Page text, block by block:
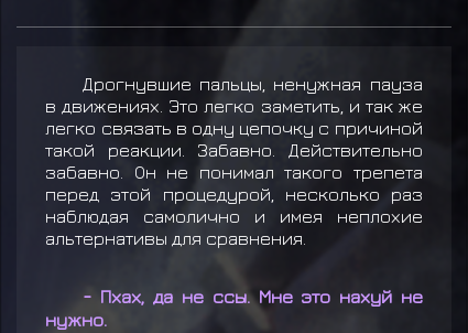
Дрогнувшие пальцы, ненужная пауза
в движениях. Это легко заметить, и так же
легко связать в одну цепочку с причиной
такой реакции. Забавно. Действительно
забавно. Он не понимал такого трепета
перед этой процедурой, несколько раз
наблюдая самолично и имея неплохие
альтернативы для сравнения.
- Пхах, да не ссы. Мне это нахуй не
нужно.